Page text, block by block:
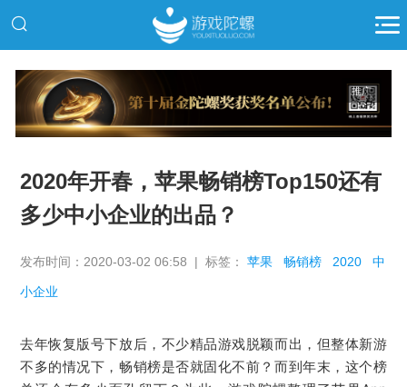
推广
2020年开春，苹果畅销榜Top150还有
多少中小企业的出品？
发布时间：2020-03-02 06:58 | 标签：苹果 畅销榜 2020 中
小企业
去年恢复版号下放后，不少精品游戏脱颖而出，但整体新游
不多的情况下，畅销榜是否就固化不前？而到年末，这个榜